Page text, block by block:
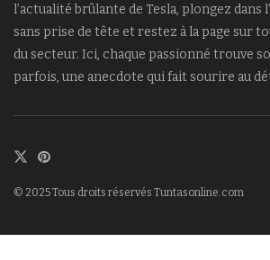
l’actualité brûlante de Tesla, plongez dans
sans prise de tête et restez à la page sur
du secteur. Ici, chaque passionné trouve
parfois, une anecdote qui fait sourire au
© 2025 Tous droits réservés Tuntasonline.com